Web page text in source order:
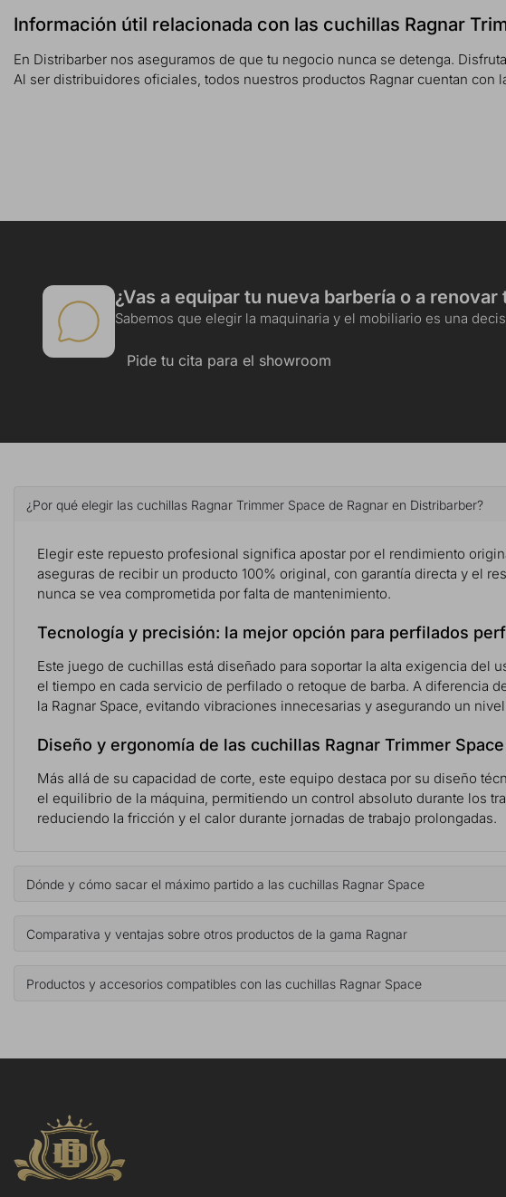
Información útil relacionada con las cuchillas Ragnar
En Distribarber nos aseguramos de que tu negocio nunca se detenga.
Al ser distribuidores oficiales, todos nuestros productos Ragnar cuentan
¿Vas a equipar tu nueva barbería o a renovar
Sabemos que elegir la maquinaria y el mobiliario es una
Pide tu cita para el showroom
¿Por qué elegir las cuchillas Ragnar Trimmer Space de Ragnar en Distribarber?
Elegir este repuesto profesional significa apostar por el rendimiento
aseguras de recibir un producto 100% original, con garantía directa y el
nunca se vea comprometida por falta de mantenimiento.
Tecnología y precisión: la mejor opción para perfilados
Este juego de cuchillas está diseñado para soportar la alta exigencia
el tiempo en cada servicio de perfilado o retoque de barba. A diferencia
la Ragnar Space, evitando vibraciones innecesarias y asegurando un
Diseño y ergonomía de las cuchillas Ragnar Trimmer Space
Más allá de su capacidad de corte, este equipo destaca por su diseño
el equilibrio de la máquina, permitiendo un control absoluto durante los
reduciendo la fricción y el calor durante jornadas de trabajo prolongadas.
Dónde y cómo sacar el máximo partido a las cuchillas Ragnar Space
Comparativa y ventajas sobre otros productos de la gama Ragnar
Productos y accesorios compatibles con las cuchillas Ragnar Space